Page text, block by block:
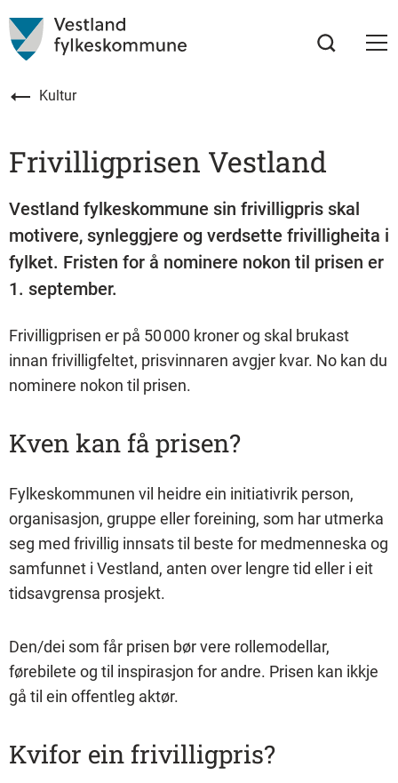
Kultur
Frivilligprisen Vestland
Vestland fylkeskommune sin frivilligpris skal
motivere, synleggjere og verdsette frivilligheita i
fylket. Fristen for å nominere nokon til prisen er
1. september.
Frivilligprisen er på 50 000 kroner og skal brukast
innan frivilligfeltet, prisvinnaren avgjer kvar. No kan du
nominere nokon til prisen.
Kven kan få prisen?
Fylkeskommunen vil heidre ein initiativrik person,
organisasjon, gruppe eller foreining, som har utmerka
seg med frivillig innsats til beste for medmenneska og
samfunnet i Vestland, anten over lengre tid eller i eit
tidsavgrensa prosjekt.
Den/dei som får prisen bør vere rollemodellar,
førebilete og til inspirasjon for andre. Prisen kan ikkje
gå til ein offentleg aktør.
Kvifor ein frivilligpris?